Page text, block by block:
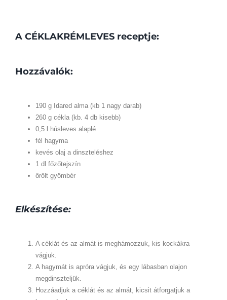
A CÉKLAKRÉMLEVES receptje:
Hozzávalók:
190 g Idared alma (kb 1 nagy darab)
260 g cékla (kb. 4 db kisebb)
0,5 l húsleves alaplé
fél hagyma
kevés olaj a dinszteléshez
1 dl főzőtejszín
őrölt gyömbér
Elkészítése:
A céklát és az almát is meghámozzuk, kis kockákra
vágjuk.
A hagymát is apróra vágjuk, és egy lábasban olajon
megdinszteljük.
Hozzáadjuk a céklát és az almát, kicsit átforgatjuk a